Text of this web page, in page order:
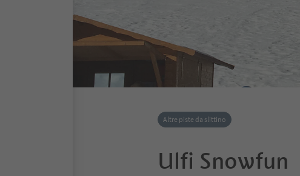
Altre piste da slittino
Ulfi Snowfun